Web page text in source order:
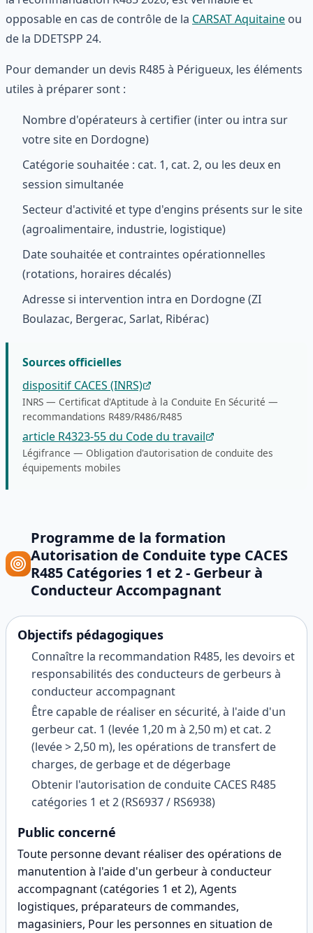
opposable en cas de contrôle de la CARSAT Aquitaine ou
de la DDETSPP 24.
Pour demander un devis R485 à Périgueux, les éléments
utiles à préparer sont :
Nombre d'opérateurs à certifier (inter ou intra sur
votre site en Dordogne)
Catégorie souhaitée : cat. 1, cat. 2, ou les deux en
session simultanée
Secteur d'activité et type d'engins présents sur le site
(agroalimentaire, industrie, logistique)
Date souhaitée et contraintes opérationnelles
(rotations, horaires décalés)
Adresse si intervention intra en Dordogne (ZI
Boulazac, Bergerac, Sarlat, Ribérac)
Sources officielles
dispositif CACES (INRS)
INRS — Certificat d'Aptitude à la Conduite En Sécurité —
recommandations R489/R486/R485
article R4323-55 du Code du travail
Légifrance — Obligation d'autorisation de conduite des
équipements mobiles
Programme de la formation
Autorisation de Conduite type CACES
R485 Catégories 1 et 2 - Gerbeur à
Conducteur Accompagnant
Objectifs pédagogiques
Connaître la recommandation R485, les devoirs et
responsabilités des conducteurs de gerbeurs à
conducteur accompagnant
Être capable de réaliser en sécurité, à l'aide d'un
gerbeur cat. 1 (levée 1,20 m à 2,50 m) et cat. 2
(levée > 2,50 m), les opérations de transfert de
charges, de gerbage et de dégerbage
Obtenir l'autorisation de conduite CACES R485
catégories 1 et 2 (RS6937 / RS6938)
Public concerné
Toute personne devant réaliser des opérations de
manutention à l'aide d'un gerbeur à conducteur
accompagnant (catégories 1 et 2), Agents
logistiques, préparateurs de commandes,
magasiniers, Pour les personnes en situation de